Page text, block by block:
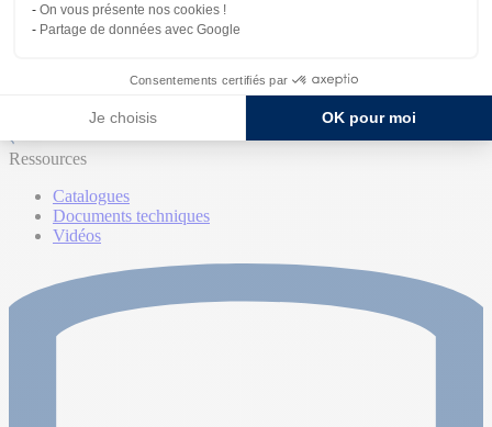
Traitement du béton
Ressources
Catalogues
Documents techniques
Vidéos
On vous présente nos cookies !
Partage de données avec Google
Consentements certifiés par
Je choisis OK pour moi